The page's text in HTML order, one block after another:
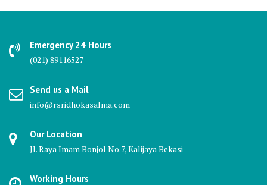
Emergency 24 Hours
(021) 89116527
Send us a Mail
info@rsridhokasalma.com
Our Location
Jl. Raya Imam Bonjol No.7, Kalijaya Bekasi
Working Hours